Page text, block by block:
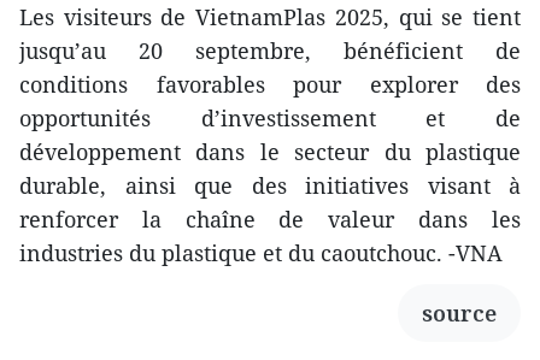
Les visiteurs de VietnamPlas 2025, qui se tient
jusqu’au 20 septembre, bénéficient de
conditions favorables pour explorer des
opportunités d’investissement et de
développement dans le secteur du plastique
durable, ainsi que des initiatives visant à
renforcer la chaîne de valeur dans les
industries du plastique et du caoutchouc. -VNA
source